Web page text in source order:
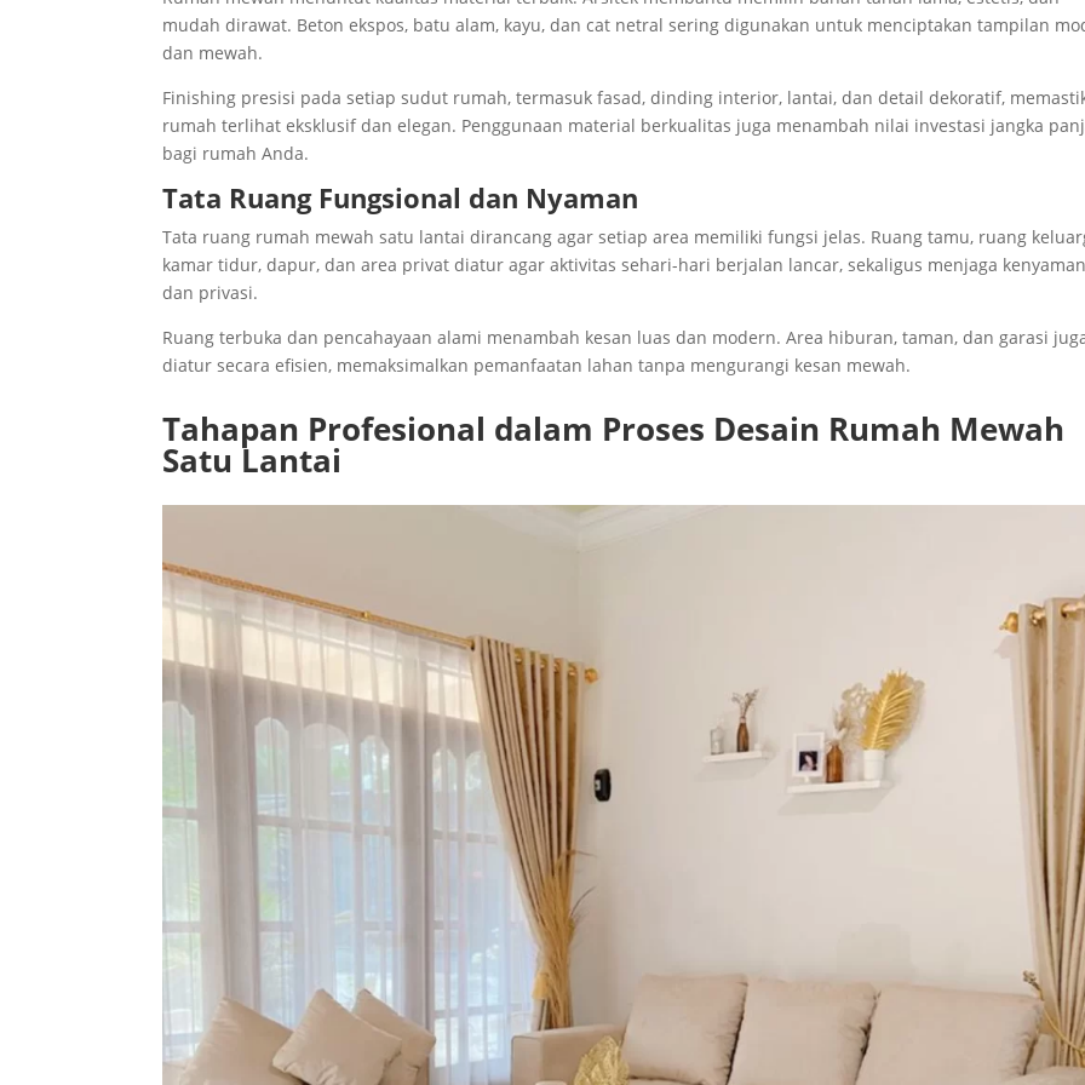
mudah dirawat. Beton ekspos, batu alam, kayu, dan cat netral sering digunakan untuk menciptakan tampilan
dan mewah.
Finishing presisi pada setiap sudut rumah, termasuk fasad, dinding interior, lantai, dan detail dekoratif,
rumah terlihat eksklusif dan elegan. Penggunaan material berkualitas juga menambah nilai investasi jangka
bagi rumah Anda.
Tata Ruang Fungsional dan Nyaman
Tata ruang rumah mewah satu lantai dirancang agar setiap area memiliki fungsi jelas. Ruang tamu, ruang
kamar tidur, dapur, dan area privat diatur agar aktivitas sehari-hari berjalan lancar, sekaligus menjaga
dan privasi.
Ruang terbuka dan pencahayaan alami menambah kesan luas dan modern. Area hiburan, taman, dan garasi
diatur secara efisien, memaksimalkan pemanfaatan lahan tanpa mengurangi kesan mewah.
Tahapan Profesional dalam Proses Desain Rumah Mewah
Satu Lantai